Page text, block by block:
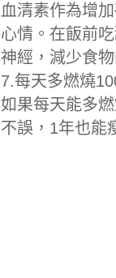
血清素作為增
心情。在飯前
神經，減少食
7.每天多燃燒
如果每天能多
不誤，1年也能